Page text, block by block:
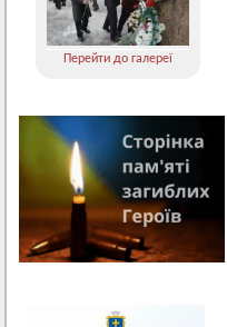
Перейти до галереї